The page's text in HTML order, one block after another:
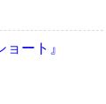
ート』